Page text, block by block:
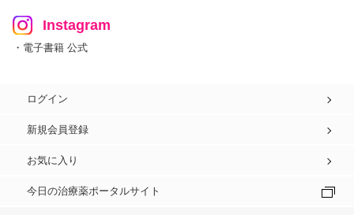
Instagram
・電子書籍 公式
ログイン
新規会員登録
お気に入り
今日の治療薬ポータルサイト